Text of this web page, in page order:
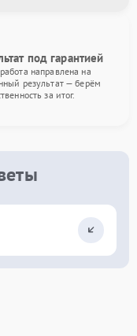
под гарантией
направлена на
результат — берём
за итог.